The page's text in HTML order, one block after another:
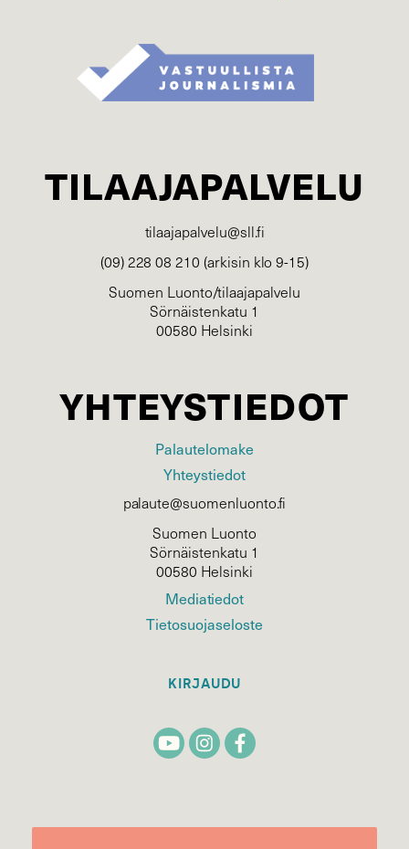
TILAAJAPALVELU
tilaajapalvelu@sll.fi
(09) 228 08 210 (arkisin klo 9-15)
Suomen Luonto/tilaajapalvelu
Sörnäistenkatu 1
00580 Helsinki
YHTEYSTIEDOT
Palautelomake
Yhteystiedot
palaute@suomenluonto.fi
Suomen Luonto
Sörnäistenkatu 1
00580 Helsinki
Mediatiedot
Tietosuojaseloste
KIRJAUDU